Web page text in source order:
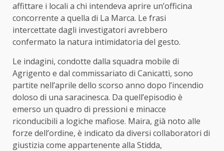
affittare i locali a chi intendeva aprire un’officina
concorrente a quella di La Marca. Le frasi
intercettate dagli investigatori avrebbero
confermato la natura intimidatoria del gesto.
Le indagini, condotte dalla squadra mobile di
Agrigento e dal commissariato di Canicattì, sono
partite nell’aprile dello scorso anno dopo l’incendio
doloso di una saracinesca. Da quell’episodio è
emerso un quadro di pressioni e minacce
riconducibili a logiche mafiose. Maira, già noto alle
forze dell’ordine, è indicato da diversi collaboratori di
giustizia come appartenente alla Stidda,